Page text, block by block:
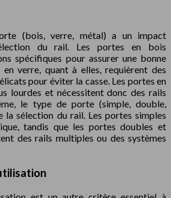
(bois, verre, métal) a un impact
du rail. Les portes en bois
spécifiques pour assurer une bonne
en verre, quant à elles, requièrent des
pour éviter la casse. Les portes en
lourdes et nécessitent donc des rails
le type de porte (simple, double,
la sélection du rail. Les portes simples
tandis que les portes doubles et
des rails multiples ou des systèmes